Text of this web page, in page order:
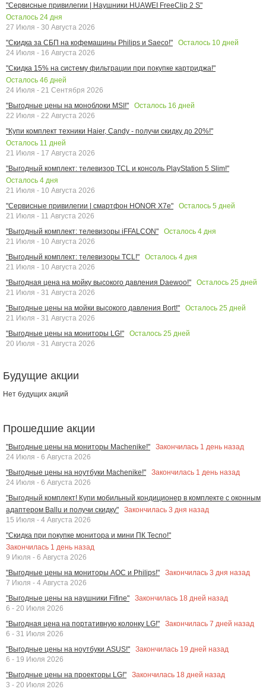
"Сервисные привилегии | Наушники HUAWEI FreeClip 2 S"
Осталось 24 дня
27 Июля - 30 Августа 2026
"Скидка за СБП на кофемашины Philips и Saeco!"
Осталось 10 дней
24 Июля - 16 Августа 2026
"Скидка 15% на систему фильтрации при покупке картриджа!"
Осталось 46 дней
24 Июля - 21 Сентября 2026
"Выгодные цены на моноблоки MSI!"
Осталось 16 дней
22 Июля - 22 Августа 2026
"Купи комплект техники Haier, Candy - получи скидку до 20%!"
Осталось 11 дней
21 Июля - 17 Августа 2026
"Выгодный комплект: телевизор TCL и консоль PlayStation 5 Slim!"
Осталось 4 дня
21 Июля - 10 Августа 2026
"Сервисные привилегии | смартфон HONOR X7e"
Осталось 5 дней
21 Июля - 11 Августа 2026
"Выгодный комплект: телевизоры iFFALCON"
Осталось 4 дня
21 Июля - 10 Августа 2026
"Выгодный комплект: телевизоры TCL!"
Осталось 4 дня
21 Июля - 10 Августа 2026
"Выгодная цена на мойку высокого давления Daewoo!"
Осталось 25 дней
21 Июля - 31 Августа 2026
"Выгодные цены на мойки высокого давления Bort!"
Осталось 25 дней
21 Июля - 31 Августа 2026
"Выгодные цены на мониторы LG!"
Осталось 25 дней
20 Июля - 31 Августа 2026
Будущие акции
Нет будущих акций
Прошедшие акции
"Выгодные цены на мониторы Machenike!" Закончилась 1 день назад
24 Июля - 6 Августа 2026
"Выгодные цены на ноутбуки Machenike!"
Закончилась 1 день назад
24 Июля - 6 Августа 2026
"Выгодный комплект! Купи мобильный кондиционер в комплекте с оконным
адаптером Ballu и получи скидку"
Закончилась 3 дня назад
15 Июля - 4 Августа 2026
"Скидка при покупке монитора и мини ПК Tecno!"
Закончилась 1 день назад
9 Июля - 6 Августа 2026
"Выгодные цены на мониторы AOC и Philips!"
Закончилась 3 дня назад
7 Июля - 4 Августа 2026
"Выгодные цены на наушники Fifine"
Закончилась 18 дней назад
6 - 20 Июля 2026
"Выгодная цена на портативную колонку LG!"
Закончилась 7 дней назад
6 - 31 Июля 2026
"Выгодные цены на ноутбуки ASUS!"
Закончилась 19 дней назад
6 - 19 Июля 2026
"Выгодные цены на проекторы LG!"
Закончилась 18 дней назад
3 - 20 Июля 2026